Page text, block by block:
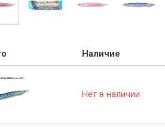
Наличие
Нет в наличии